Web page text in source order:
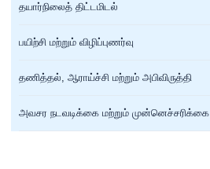
தயார்நிலைத் திட்டமிடல்
பயிற்சி மற்றும் விழிப்புணர்வு
தணித்தல், ஆராய்ச்சி மற்றும் அபிவிருத்தி
அவசர நடவடிக்கை மற்றும் முன்னெச்சரிக்கை